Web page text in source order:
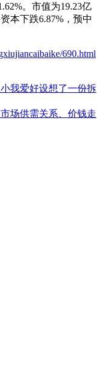
。市值为19.23亿
本下跌6.87%，预中
690.html
我爱好设想了一份拆
场供需关系、价钱走